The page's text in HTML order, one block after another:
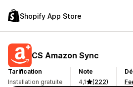
Shopify App Store
CS Amazon Sync
Tarification
Installation gratuite
Note
4,1
(222)